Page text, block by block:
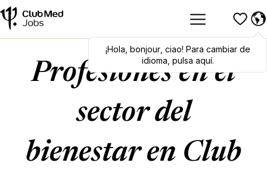
Hola,bonjour,ciao! To switch
languages, click here!
¡Hola bonjour, ciao! Para cambiar de
idioma, pulsa aquí.
Profesiones en el
sector del
bienestar en Club